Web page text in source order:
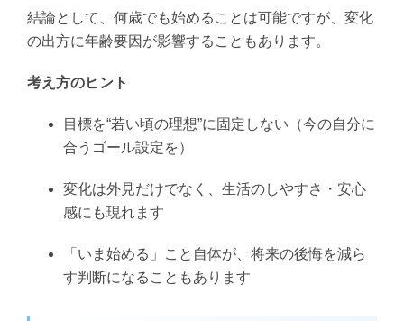
結論として、何歳でも始めることは可能ですが、変化
の出方に年齢要因が影響することもあります。
考え方のヒント
目標を“若い頃の理想”に固定しない（今の自分に
合うゴール設定を）
変化は外見だけでなく、生活のしやすさ・安心
感にも現れます
「いま始める」こと自体が、将来の後悔を減ら
す判断になることもあります